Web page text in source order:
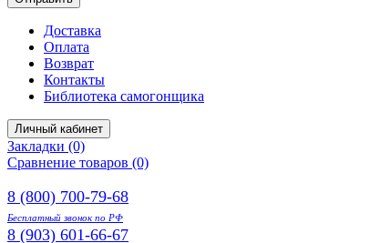
Доставка
Оплата
Возврат
Контакты
Библиотека самогонщика
Личный кабинет
Закладки (0)
Сравнение товаров (0)
8 (800) 700-79-68
Бесплатный звонок по РФ
8 (903) 601-66-67